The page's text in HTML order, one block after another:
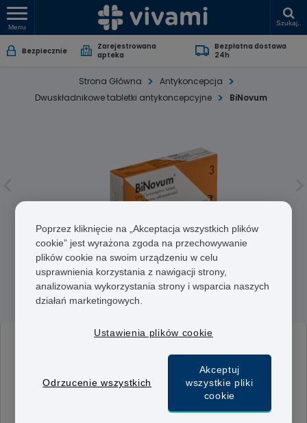
Menu
Szukaj..
Bezpiecznie
Zarejestrowana
apteka
Bezpłatna dostawa
24h
Strona Główna
Antykoncepcja
Dwuskładnikowe tabletki antykoncepcyjne
BiNovum
BiNovum
Ethinylestradiol/Norethisterone
Wybrany lek jest obecnie niedostępny do
kupienia za pośrednictwem naszej stronny online.
Strona ta, służy jedynie w celach informacyjnych o
produkcie. Radzimy skonsultować się ze swoim
lkearzem osobiście, jeżeli występują objawy
Poprzez kliknięcie na „Akceptacja wszystkich plików
cookie” jest wyrażona zgoda na przechowywanie
plików cookie na swoim urządzeniu w celu
usprawnienia korzystania z nawigacji strony,
analizowania wykorzystania strony i wsparcia naszych
działań marketingowych.
Ustawienia plików cookie
Odrzucenie wszystkich
Akceptuj
wszystkie pliki
cookie